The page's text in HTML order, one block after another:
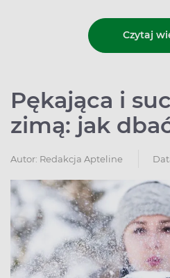
Czytaj
Pękająca i
zimą: jak
Autor: Redakcja Apteline